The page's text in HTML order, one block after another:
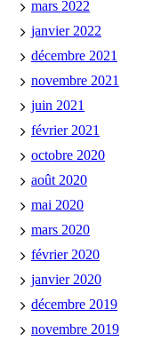
mars 2022
janvier 2022
décembre 2021
novembre 2021
juin 2021
février 2021
octobre 2020
août 2020
mai 2020
mars 2020
février 2020
janvier 2020
décembre 2019
novembre 2019